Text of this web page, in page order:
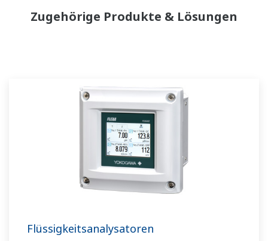
Zugehörige Produkte & Lösungen
Flüssigkeitsanalysatoren